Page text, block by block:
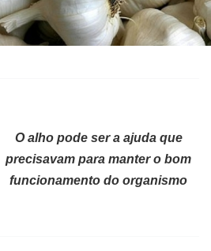
O alho pode ser a ajuda que
precisavam para manter o bom
funcionamento do organismo